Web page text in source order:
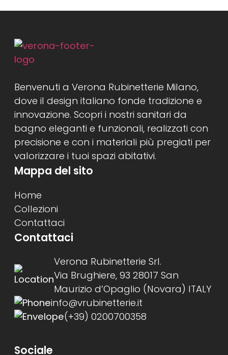
Benvenuti a Verona Rubinetterie Milano,
dove il design italiano fonde tradizione e
innovazione. Scopri i nostri sanitari da
bagno eleganti e funzionali, realizzati con
precisione e con i materiali più pregiati per
valorizzare i tuoi spazi abitativi.
Mappa del sito
Home
Collezioni
Contattaci
Contattaci
Verona Rubinetterie Srl.
Via Brughiere, 93 28017 San
Maurizio d’Opaglio (Novara) ITALY
info@vrubinetterie.it
(+39) 0200700358
Sociale